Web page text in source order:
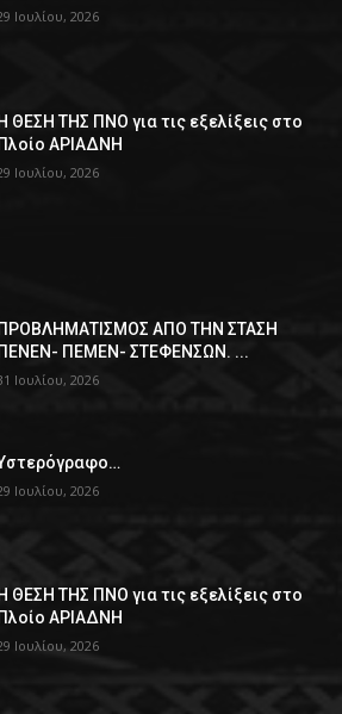
Ιουλίου, 2026
Η ΘΕΣΗ ΤΗΣ ΠΝΟ για τις εξελίξεις στο
Πλοίο ΑΡΙΑΔΝΗ
Ιουλίου, 2026
ΠPOΒΛΗΜΑΤΙΣΜΟΣ ΑΠΟ ΤΗΝ ΣΤΑΣΗ
ΠΕΝΕΝ- ΠΕΜΕΝ- ΣΤΕΦΕΝΣΩΝ. ...
Ιουλίου, 2026
Ιουλίου, 2026
Η ΘΕΣΗ ΤΗΣ ΠΝΟ για τις εξελίξεις στο
Πλοίο ΑΡΙΑΔΝΗ
Ιουλίου, 2026